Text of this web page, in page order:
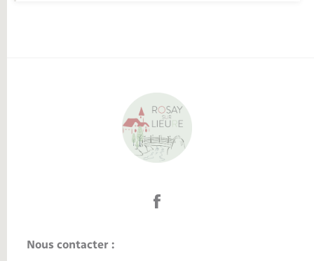
Nous contacter :